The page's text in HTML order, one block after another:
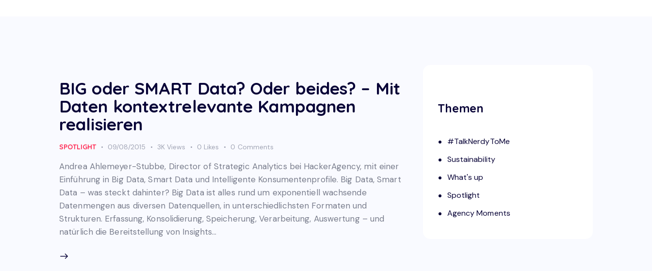
BIG oder SMART Data? Oder beides? – Mit
Daten kontextrelevante Kampagnen
realisieren
SPOTLIGHT 09/08/2015 3K Views 0 Likes 0 Comments
Andrea Ahlemeyer-Stubbe, Director of Strategic Analytics bei HackerAgency, mit einer
Einführung in Big Data, Smart Data und Intelligente Konsumentenprofile. Big Data, Smart
Data – was steckt dahinter? Big Data ist alles rund um exponentiell wachsende
Datenmengen aus diversen Datenquellen, in unterschiedlichsten Formaten und
Strukturen. Erfassung, Konsolidierung, Speicherung, Verarbeitung, Auswertung – und
natürlich die Bereitstellung von Insights…
Themen
#TalkNerdyToMe
Sustainability
What's up
Spotlight
Agency Moments